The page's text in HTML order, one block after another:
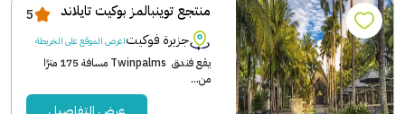
منتجع توينبالمز بوكيت تايلاند
5
جزيرة فوكيتاعرض الموقع على الخريطة
يقع فندق Twinpalms مسافة 175 مترًا
من...